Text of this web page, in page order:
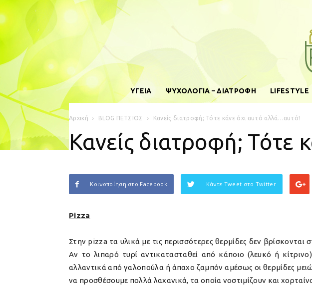
ΥΓΕΙΑ ΨΥΧΟΛΟΓΙΑ – ΔΙΑΤΡΟΦΗ LIFESTYLE
Αρχική BLOG ΠΕΤΣΙΟΣ Κανείς διατροφή; Τότε κάνε όχι αυτό αλλά…αυτό!
Κανείς διατροφή; Τότε
Κοινοποίηση στο Facebook Κάντε Tweet στο Twitter
Pizza
Στην pizza τα υλικά με τις περισσότερες θερμίδες δεν
Αν το λιπαρό τυρί αντικατασταθεί από κάποιο (λευκό ή
αλλαντικά από γαλοπούλα ή άπαχο ζαμπόν αμέσως οι θερμίδες
να προσθέσουμε πολλά λαχανικά, τα οποία νοστιμίζουν και